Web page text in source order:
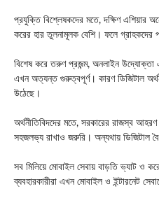
প্রযুক্তি বিশ্লেষকদের মতে, দক্ষিণ এশিয়ার
করের হার তুলনামূলক বেশি। ফলে গ্রাহকদের
বিশেষ করে তরুণ প্রজন্ম, অনলাইন উদ্যোক্তা
এখন অত্যন্ত গুরুত্বপূর্ণ। কারণ ডিজিটাল
উঠেছে।
অর্থনীতিবিদদের মতে, সরকারের রাজস্ব
সহজলভ্য রাখাও জরুরি। অন্যথায় ডিজিটাল
সব মিলিয়ে মোবাইল সেবায় বাড়তি ভ্যাট ও
ব্যবহারকারীরা এখন মোবাইল ও ইন্টারনেট